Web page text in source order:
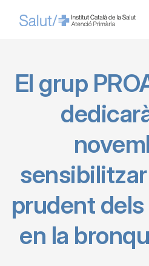
El grup
sensibilitzar
prudent
en la